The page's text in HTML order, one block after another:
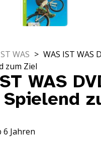
WAS > WAS IST WAS
zum Ziel
WAS
Jahren